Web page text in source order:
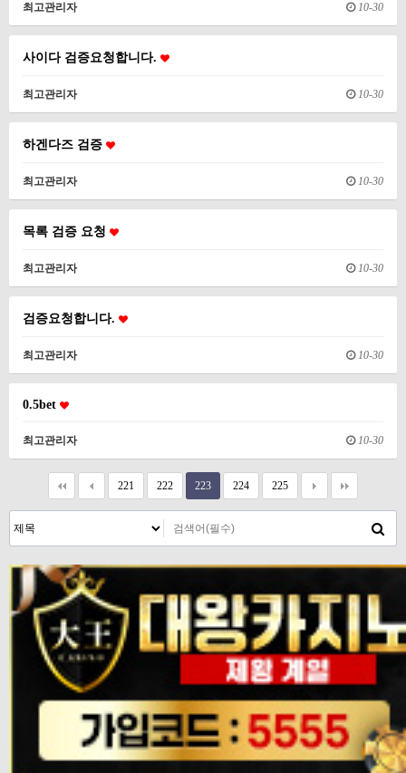
최고관리자 10-30
사이다 검증요청합니다.
최고관리자 10-30
하겐다즈 검증
최고관리자 10-30
목록 검증 요청
최고관리자 10-30
검증요청합니다.
최고관리자 10-30
0.5bet
최고관리자 10-30
221 222 223 224 225